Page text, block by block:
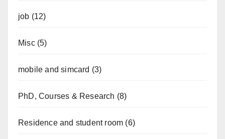
job (12)
Misc(5)
mobile and simcard (3)
PhD, Courses & Research (8)
Residence and student room (6)